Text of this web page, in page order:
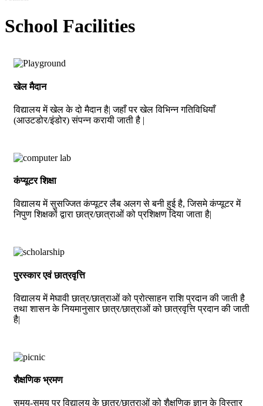
School Facilities
खेल मैदान
विद्यालय में खेल के दो मैदान है| जहाँ पर खेल विभिन्न गतिविधियाँ
(आउटडोर/इंडोर) संपन्न करायी जाती है |
कंप्यूटर शिक्षा
विद्यालय में सुसज्जित कंप्यूटर लैब अलग से बनी हुई है, जिसमे कंप्यूटर में
निपुण शिक्षकों द्वारा छात्र/छात्राओं को प्रशिक्षण दिया जाता है|
पुरस्कार एवं छात्रवृत्ति
विद्यालय में मेघावी छात्र/छात्राओं को प्रोत्साहन राशि प्रदान की जाती है
तथा शासन के नियमानुसार छात्र/छात्राओं को छात्रवृत्ति प्रदान की जाती
है|
शैक्षणिक भ्रमण
समय-समय पर विद्यालय के छात्र/छात्राओं को शैक्षणिक ज्ञान के विस्तार